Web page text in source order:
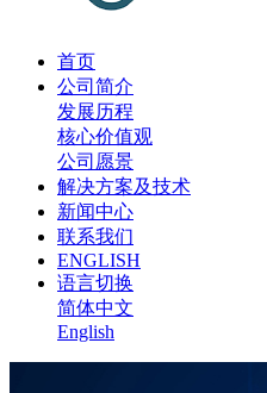
首页
公司简介
发展历程
核心价值观
公司愿景
解决方案及技术
新闻中心
联系我们
ENGLISH
语言切换
简体中文
English